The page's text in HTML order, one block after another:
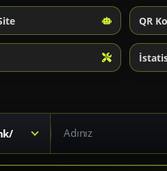
QR
adı seçiniz